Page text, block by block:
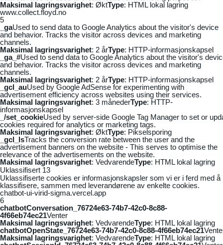
Maksimal lagringsvarighet: ØktType: HTML lokal lagring
www.collect.floyd.no
5
_gaUsed to send data to Google Analytics about the visitor's device
and behavior. Tracks the visitor across devices and marketing
channels.
Maksimal lagringsvarighet: 2 årType: HTTP-informasjonskapsel
_ga_#Used to send data to Google Analytics about the visitor's
and behavior. Tracks the visitor across devices and marketing
channels.
Maksimal lagringsvarighet: 2 årType: HTTP-informasjonskapsel
_gcl_auUsed by Google AdSense for experimenting with
advertisement efficiency across websites using their services.
Maksimal lagringsvarighet: 3 månederType: HTTP-
informasjonskapsel
_/set_cookieUsed by server-side Google Tag Manager to set or
cookies required for analytics or marketing tags.
Maksimal lagringsvarighet: ØktType: Pikselsporing
_gcl_lsTracks the conversion rate between the user and the
advertisement banners on the website - This serves to optimise the
relevance of the advertisements on the website.
Maksimal lagringsvarighet: VedvarendeType: HTML lokal lagring
Uklassifisert 13
Uklassifiserte cookies er informasjonskapsler som vi er i ferd med å
klassifisere, sammen med leverandørene av enkelte cookies.
chatbot-ui-virid-sigma.vercel.app
6
chatbotConversation_76724e63-74b7-42c0-8c88-
4f66eb74ec21Venter
Maksimal lagringsvarighet: VedvarendeType: HTML lokal lagring
chatbotOpenState_76724e63-74b7-42c0-8c88-4f66eb74ec21
Maksimal lagringsvarighet: VedvarendeType: HTML lokal lagring